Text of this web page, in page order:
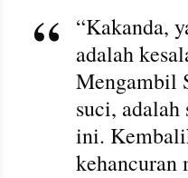
“Kakanda,
adalah
Mengambil
suci, adalah
ini.
kehancuran